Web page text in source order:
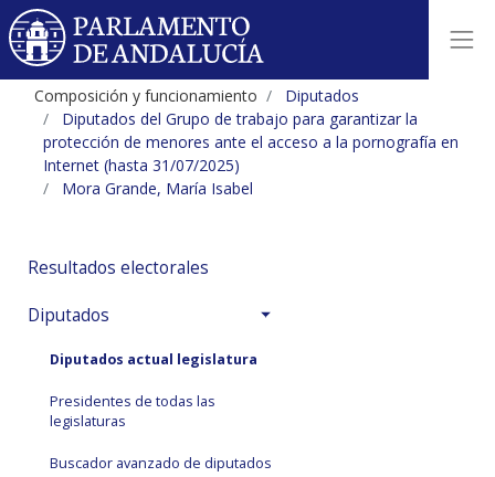
Composición y funcionamiento
Diputados
Diputados del Grupo de trabajo para garantizar la
protección de menores ante el acceso a la pornografía en
Internet (hasta 31/07/2025)
Mora Grande, María Isabel
Resultados electorales
Diputados
Diputados actual legislatura
Presidentes de todas las
legislaturas
Buscador avanzado de diputados